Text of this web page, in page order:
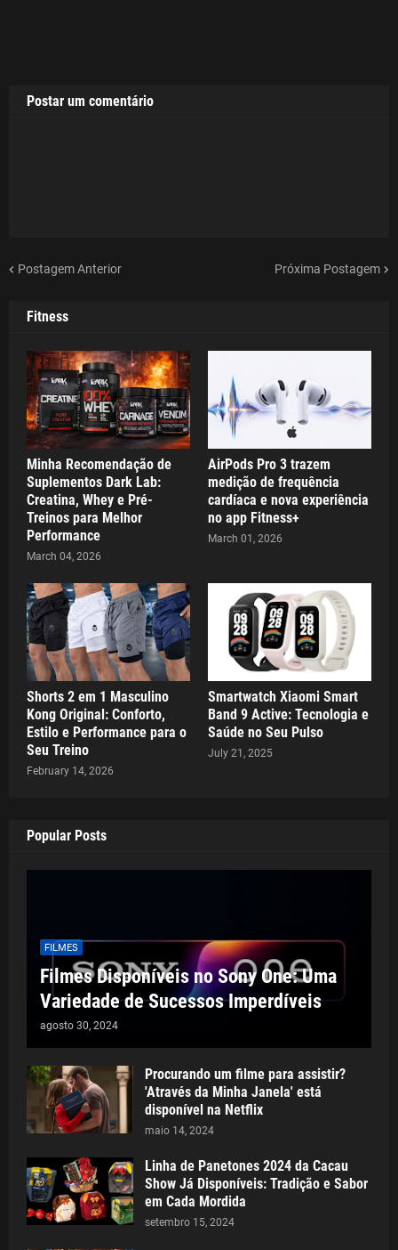
Postar um comentário
Postagem Anterior Próxima Postagem
Fitness
Minha Recomendação de
Suplementos Dark Lab:
Creatina, Whey e Pré-
Treinos para Melhor
Performance
March 04, 2026
AirPods Pro 3 trazem
medição de frequência
cardíaca e nova experiência
no app Fitness+
March 01, 2026
Shorts 2 em 1 Masculino
Kong Original: Conforto,
Estilo e Performance para o
Seu Treino
February 14, 2026
Smartwatch Xiaomi Smart
Band 9 Active: Tecnologia e
Saúde no Seu Pulso
July 21, 2025
Popular Posts
FILMES
Filmes Disponíveis no Sony One: Uma
Variedade de Sucessos Imperdíveis
agosto 30, 2024
Procurando um filme para assistir?
'Através da Minha Janela' está
disponível na Netflix
maio 14, 2024
Linha de Panetones 2024 da Cacau
Show Já Disponíveis: Tradição e Sabor
em Cada Mordida
setembro 15, 2024